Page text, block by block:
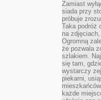
Zamiast
siada przy
próbuje
Taka podróż
na
Ogromną
że pozwala
szlakiem.
się tam,
wystarczy
piekarni,
każde